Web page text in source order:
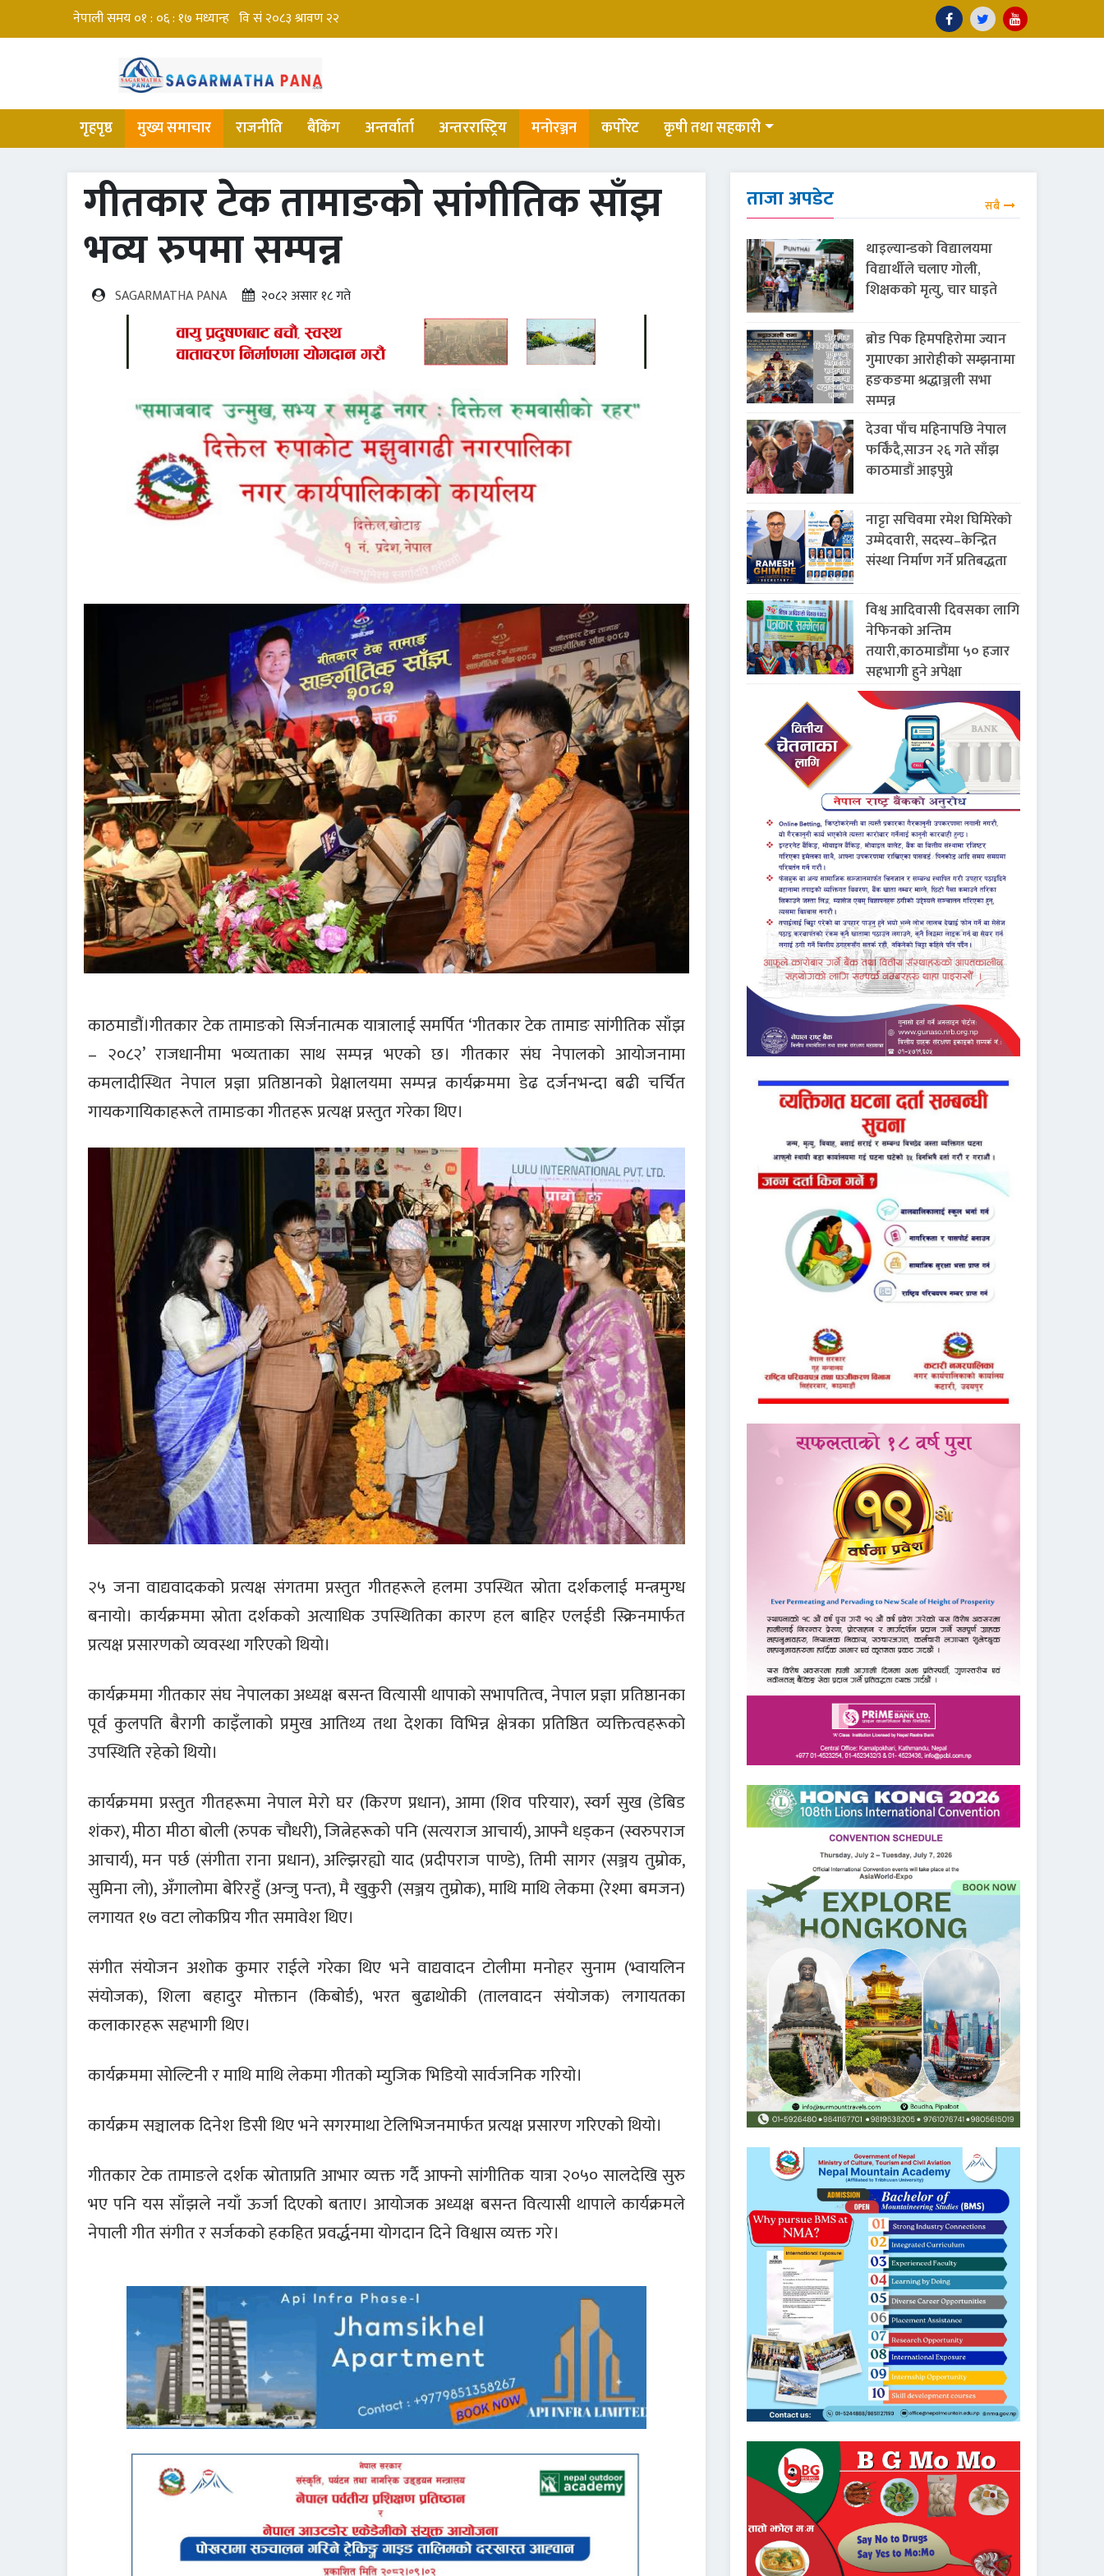
गृहपृष्ठ मुख्य समाचार राजनीति बैंकिंग अन्तर्वार्ता अन्तररास्ट्रिय मनोरञ्जन कर्पोरेट कृषी तथा सहकारी
गीतकार टेक तामाङको सांगीतिक साँझ
भव्य रुपमा सम्पन्न
SAGARMATHA PANA २०८२ असार १८ गते
काठमाडौं।गीतकार टेक तामाङको सिर्जनात्मक यात्रालाई समर्पित ‘गीतकार टेक तामाङ सांगीतिक साँझ
– २०८२’ राजधानीमा भव्यताका साथ सम्पन्न भएको छ। गीतकार संघ नेपालको आयोजनामा
कमलादीस्थित नेपाल प्रज्ञा प्रतिष्ठानको प्रेक्षालयमा सम्पन्न कार्यक्रममा डेढ दर्जनभन्दा बढी चर्चित
गायकगायिकाहरूले तामाङका गीतहरू प्रत्यक्ष प्रस्तुत गरेका थिए।
२५ जना वाद्यवादकको प्रत्यक्ष संगतमा प्रस्तुत गीतहरूले हलमा उपस्थित स्रोता दर्शकलाई मन्त्रमुग्ध
बनायो। कार्यक्रममा स्रोता दर्शकको अत्याधिक उपस्थितिका कारण हल बाहिर एलईडी स्क्रिनमार्फत
प्रत्यक्ष प्रसारणको व्यवस्था गरिएको थियो।
कार्यक्रममा गीतकार संघ नेपालका अध्यक्ष बसन्त वित्यासी थापाको सभापतित्व, नेपाल प्रज्ञा प्रतिष्ठानका
पूर्व कुलपति बैरागी काइँलाको प्रमुख आतिथ्य तथा देशका विभिन्न क्षेत्रका प्रतिष्ठित व्यक्तित्वहरूको
उपस्थिति रहेको थियो।
कार्यक्रममा प्रस्तुत गीतहरूमा नेपाल मेरो घर (किरण प्रधान), आमा (शिव परियार), स्वर्ग सुख (डेबिड
शंकर), मीठा मीठा बोली (रुपक चौधरी), जित्नेहरूको पनि (सत्यराज आचार्य), आफ्नै धड्कन (स्वरुपराज
आचार्य), मन पर्छ (संगीता राना प्रधान), अल्झिरह्यो याद (प्रदीपराज पाण्डे), तिमी सागर (सञ्जय तुम्रोक,
सुमिना लो), अँगालोमा बेरिरहुँ (अन्जु पन्त), मै खुकुरी (सञ्जय तुम्रोक), माथि माथि लेकमा (रेश्मा बमजन)
लगायत १७ वटा लोकप्रिय गीत समावेश थिए।
संगीत संयोजन अशोक कुमार राईले गरेका थिए भने वाद्यवादन टोलीमा मनोहर सुनाम (भ्वायलिन
संयोजक), शिला बहादुर मोक्तान (किबोर्ड), भरत बुढाथोकी (तालवादन संयोजक) लगायतका
कलाकारहरू सहभागी थिए।
कार्यक्रममा सोल्टिनी र माथि माथि लेकमा गीतको म्युजिक भिडियो सार्वजनिक गरियो।
कार्यक्रम सञ्चालक दिनेश डिसी थिए भने सगरमाथा टेलिभिजनमार्फत प्रत्यक्ष प्रसारण गरिएको थियो।
गीतकार टेक तामाङले दर्शक स्रोताप्रति आभार व्यक्त गर्दै आफ्नो सांगीतिक यात्रा २०५० सालदेखि सुरु
भए पनि यस साँझले नयाँ ऊर्जा दिएको बताए। आयोजक अध्यक्ष बसन्त वित्यासी थापाले कार्यक्रमले
नेपाली गीत संगीत र सर्जकको हकहित प्रवर्द्धनमा योगदान दिने विश्वास व्यक्त गरे।
ताजा अपडेट सबै
थाइल्यान्डको विद्यालयमा
विद्यार्थीले चलाए गोली,
शिक्षकको मृत्यु, चार घाइते
ब्रोड पिक हिमपहिरोमा ज्यान
गुमाएका आरोहीको सम्झनामा
हङकङमा श्रद्धाञ्जली सभा
सम्पन्न
देउवा पाँच महिनापछि नेपाल
फर्किँदै,साउन २६ गते साँझ
काठमाडौं आइपुग्ने
नाट्टा सचिवमा रमेश घिमिरेको
उम्मेदवारी, सदस्य–केन्द्रित
संस्था निर्माण गर्ने प्रतिबद्धता
विश्व आदिवासी दिवसका लागि
नेफिनको अन्तिम
तयारी,काठमाडौंमा ५० हजार
सहभागी हुने अपेक्षा